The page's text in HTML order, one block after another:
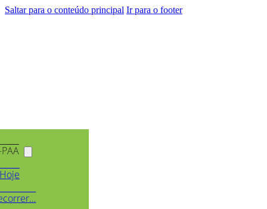
Saltar para o conteúdo principal Ir para o footer